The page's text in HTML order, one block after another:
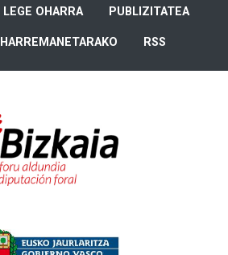
LEGE OHARRA PUBLIZITATEA
HARREMANETARAKO RSS